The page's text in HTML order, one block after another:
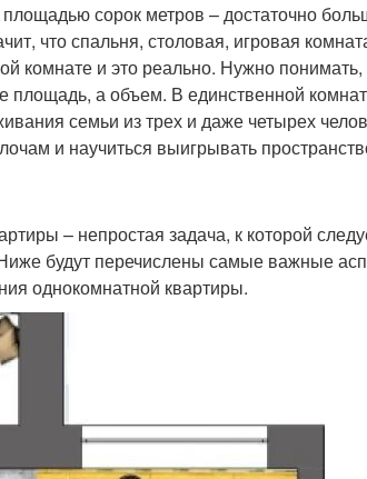
сорок метров – достаточно
что спальня, столовая, игровая
комнате и это реально. Нужно понимать,
площадь, а объем. В единственной
семьи из трех и даже четырех
и научиться выигрывать
– непростая задача, к которой
будут перечислены самые важные
однокомнатной квартиры.